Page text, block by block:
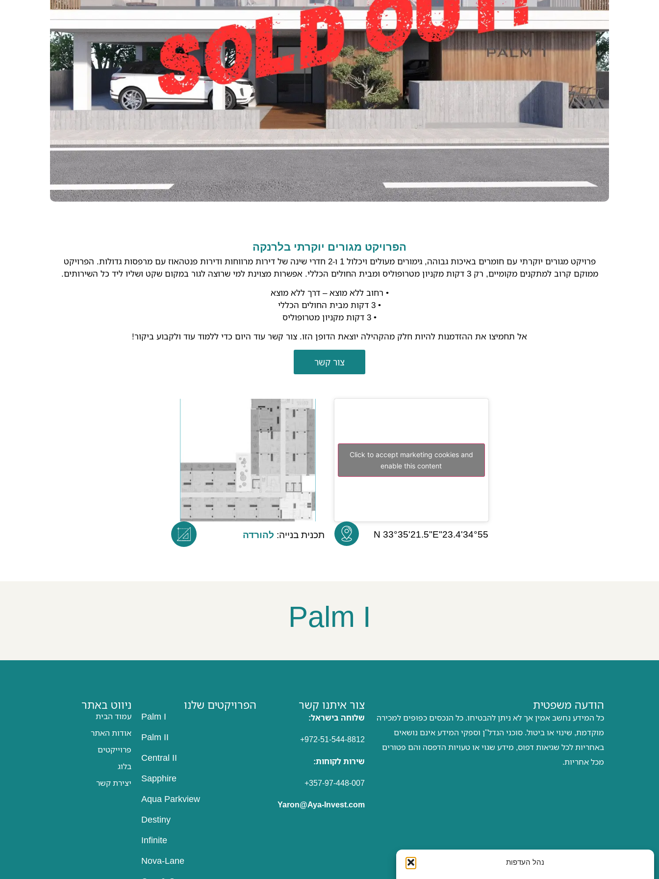
נהל העדפות
הפרויקט מגורים יוקרתי בלרנקה
פרויקט מגורים יוקרתי עם חומרים באיכות גבוהה, גימורים מעולים ויכלול 1 ו-2 חדרי שינה של דירות מרווחות ודירות פנטהאוז עם מרפסות גדולות. הפרויקט
ממוקם קרוב למתקנים מקומיים, רק 3 דקות מקניון מטרופוליס ומבית החולים הכללי. אפשרות מצוינת למי שרוצה לגור במקום שקט ושליו ליד כל השירותים.
• רחוב ללא מוצא – דרך ללא מוצא
• 3 דקות מבית החולים הכללי
• 3 דקות מקניון מטרופוליס
אל תחמיצו את ההזדמנות להיות חלק מהקהילה יוצאת הדופן הזו. צור קשר עוד היום כדי ללמוד עוד ולקבוע ביקור!
צור קשר
Click to accept marketing cookies and
enable this content
34°55'23.4"N 33°35'21.5"E תכנית בנייה: להורדה
Palm I
ניווט באתר
עמוד הבית
אודות האתר
פרוייקטים
בלוג
יצירת קשר
הפרויקטים שלנו
Palm I
Palm II
Central II
Sapphire
Aqua Parkview
Destiny
Infinite
Nova-Lane
צור איתנו קשר
שלוחה בישראל:
972-51-544-8812+
שירות לקוחות:
357-97-448-007+
Yaron@Aya-Invest.com
הודעה משפטית
כל המידע נחשב אמין אך לא ניתן להבטיחו. כל הנכסים כפופים למכירה
מוקדמת, שינוי או ביטול. סוכני הנדל"ן וספקי המידע אינם נושאים
באחריות לכל שגיאות דפוס, מידע שגוי או טעויות הדפסה והם פטורים
מכל אחריות.